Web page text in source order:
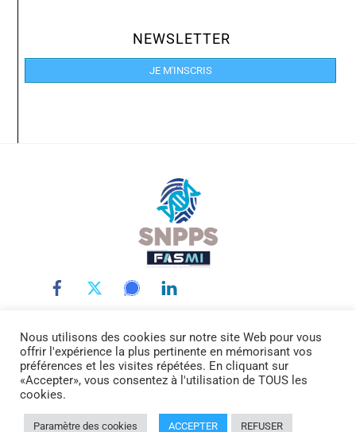
NEWSLETTER
JE M'INSCRIS
Back
To
Top
LE SNPPS INTERLOCUTEURS LA POLICE SCIENTIFIQUE
LA FASMI RÉMUNÉRATIONS ACTUALITÉ DOCUMENTATION
CONTACTEZ-NOUS
© SNPPS.FR -Mentions légales
Nous utilisons des cookies sur notre site Web pour vous
offrir l'expérience la plus pertinente en mémorisant vos
préférences et les visites répétées. En cliquant sur
«Accepter», vous consentez à l'utilisation de TOUS les
cookies.
Paramètre des cookies ACCEPTER REFUSER